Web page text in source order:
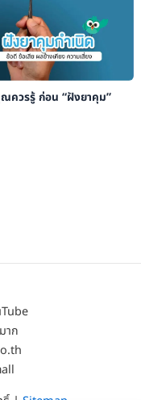
ควรรู้ ก่อน “ฝังยาคุม”
าก